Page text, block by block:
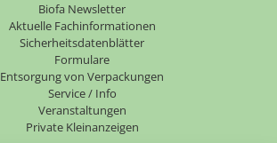
Biofa Newsletter
Aktuelle Fachinformationen
Sicherheitsdatenblätter
Formulare
Entsorgung von Verpackungen
Service / Info
Veranstaltungen
Private Kleinanzeigen